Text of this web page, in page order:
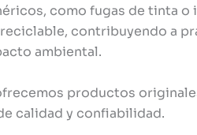
como fugas de tinta o
contribuyendo a
ambiental.
productos
calidad y confiabilidad.